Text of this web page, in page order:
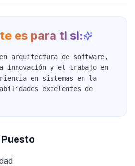
es para ti si:
arquitectura de software,
innovación y el trabajo en
en sistemas en la
excelentes de